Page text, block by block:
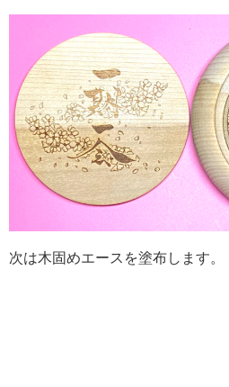
次は木固めエースを塗布します。